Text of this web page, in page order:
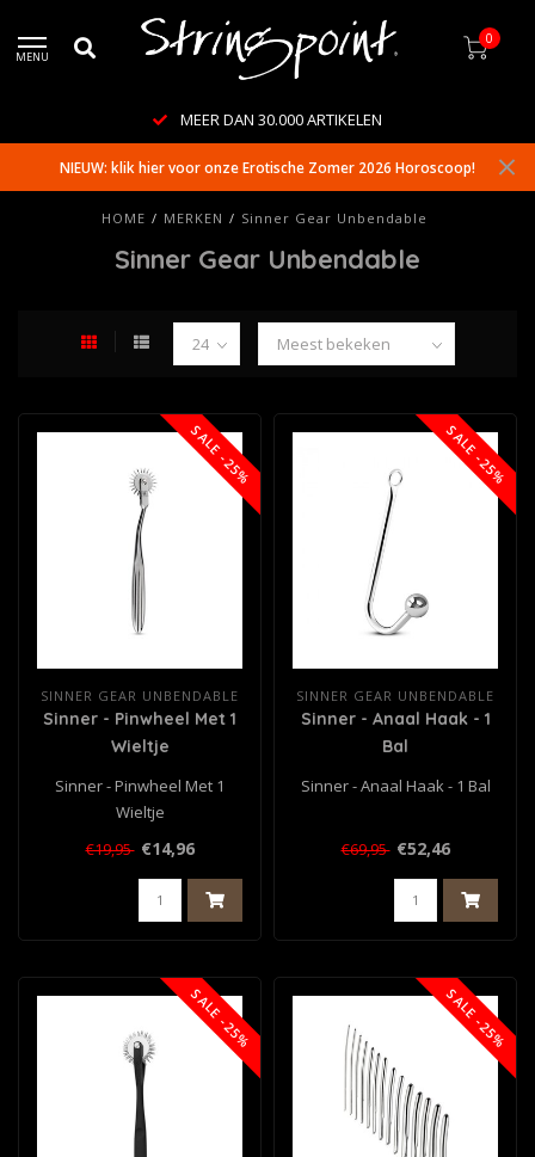
MENU
0
MEER DAN 30.000 ARTIKELEN
NIEUW: klik hier voor onze Erotische Zomer 2026 Horoscoop!
HOME / MERKEN / Sinner Gear Unbendable
Sinner Gear Unbendable
SALE -25%
SINNER GEAR UNBENDABLE
Sinner - Pinwheel Met 1
Wieltje
Sinner - Pinwheel Met 1
Wieltje
€19,95 €14,96
SALE -25%
SINNER GEAR UNBENDABLE
Sinner - Anaal Haak - 1
Bal
Sinner - Anaal Haak - 1 Bal
€69,95 €52,46
SALE -25% SALE -25%